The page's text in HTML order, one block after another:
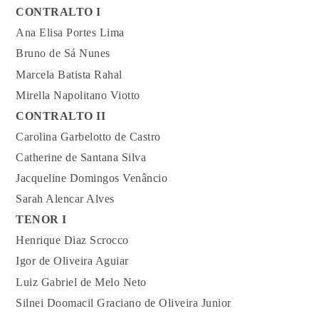
CONTRALTO I
Ana Elisa Portes Lima
Bruno de Sá Nunes
Marcela Batista Rahal
Mirella Napolitano Viotto
CONTRALTO II
Carolina Garbelotto de Castro
Catherine de Santana Silva
Jacqueline Domingos Venâncio
Sarah Alencar Alves
TENOR I
Henrique Diaz Scrocco
Igor de Oliveira Aguiar
Luiz Gabriel de Melo Neto
Silnei Doomacil Graciano de Oliveira Junior